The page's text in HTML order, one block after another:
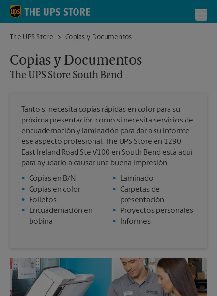
Skip to content
Return to Nav
The UPS Store
The UPS Store South BendCopias y Documentos
Copias y Documentos
The UPS Store South Bend
Tanto si necesita copias rápidas en color para su
próxima presentación como si necesita servicios de
encuadernación y laminación para dar a su informe
ese aspecto profesional, The UPS Store en 1290
East Ireland Road Ste V100 en South Bend está aquí
para ayudarlo a causar una buena impresión.
• Copias en B/N
• Copias en color
•
Folletos
•
Encuadernación en
bobina
•
Laminado
• Carpetas de
presentación
•
Proyectos personales
•
Informes